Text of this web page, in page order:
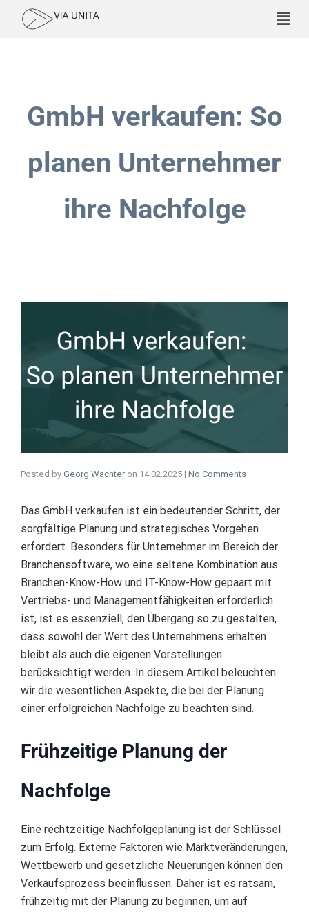
GmbH verkaufen: So
planen Unternehmer
ihre Nachfolge
Posted by Georg Wachter on 14.02.2025 | No Comments
Das GmbH verkaufen ist ein bedeutender Schritt, der
sorgfältige Planung und strategisches Vorgehen
erfordert. Besonders für Unternehmer im Bereich der
Branchensoftware, wo eine seltene Kombination aus
Branchen-Know-How und IT-Know-How gepaart mit
Vertriebs- und Managementfähigkeiten erforderlich
ist, ist es essenziell, den Übergang so zu gestalten,
dass sowohl der Wert des Unternehmens erhalten
bleibt als auch die eigenen Vorstellungen
berücksichtigt werden. In diesem Artikel beleuchten
wir die wesentlichen Aspekte, die bei der Planung
einer erfolgreichen Nachfolge zu beachten sind.
Frühzeitige Planung der
Nachfolge
Eine rechtzeitige Nachfolgeplanung ist der Schlüssel
zum Erfolg. Externe Faktoren wie Marktveränderungen,
Wettbewerb und gesetzliche Neuerungen können den
Verkaufsprozess beeinflussen. Daher ist es ratsam,
frühzeitig mit der Planung zu beginnen, um auf